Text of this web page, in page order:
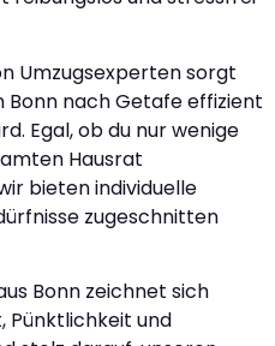
Umzugsexperten sorgt
Bonn nach Getafe effizient
Egal, ob du nur wenige
Hausrat
bieten individuelle
zugeschnitten
Bonn zeichnet sich
Pünktlichkeit und